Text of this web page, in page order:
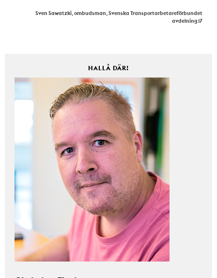
Sven Sawatzki, ombudsman, Svenska Transportarbetareförbundet
avdelning 17
HALLÅ DÄR!